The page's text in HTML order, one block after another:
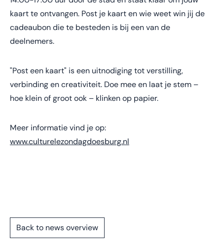
kaart te ontvangen. Post je kaart en wie weet win jij de
cadeaubon die te besteden is bij een van de
deelnemers.
"Post een kaart" is een uitnodiging tot verstilling,
verbinding en creativiteit. Doe mee en laat je stem –
hoe klein of groot ook – klinken op papier.
Meer informatie vind je op:
www.culturelezondagdoesburg.nl
Back to news overview